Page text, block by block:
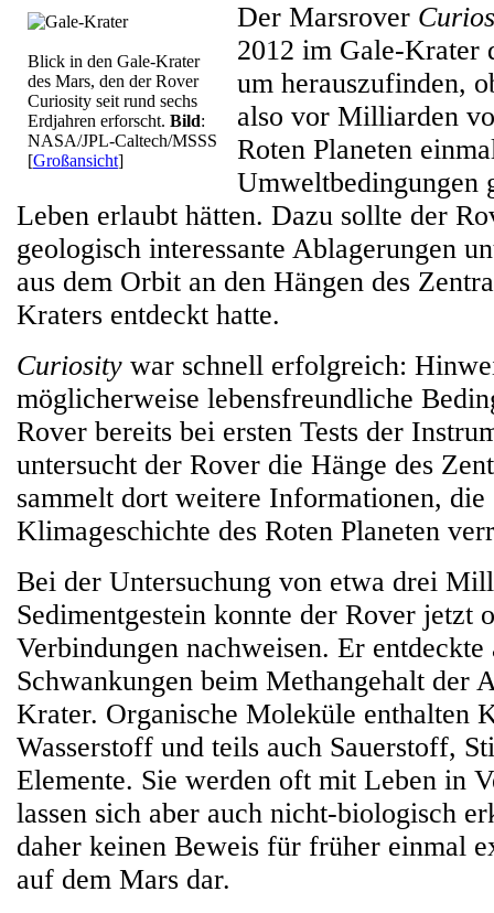
Blick in den Gale-Krater
des Mars, den der Rover
Curiosity seit rund sechs
Erdjahren erforscht. Bild:
NASA/JPL-Caltech/MSSS
[Großansicht]
Der Marsrover
2012 im Gale-Krater
um herauszufinden,
also vor Milliarden
Roten Planeten
Umweltbedingungen
Leben erlaubt hätten. Dazu sollte der
geologisch interessante Ablagerungen
aus dem Orbit an den Hängen des
Kraters entdeckt hatte.
Curiosity war schnell erfolgreich:
möglicherweise lebensfreundliche
Rover bereits bei ersten Tests der
untersucht der Rover die Hänge des
sammelt dort weitere Informationen, die
Klimageschichte des Roten Planeten
Bei der Untersuchung von etwa drei
Sedimentgestein konnte der Rover jetzt
Verbindungen nachweisen. Er entdeckte
Schwankungen beim Methangehalt der
Krater. Organische Moleküle enthalten
Wasserstoff und teils auch Sauerstoff,
Elemente. Sie werden oft mit Leben in
lassen sich aber auch nicht-biologisch
daher keinen Beweis für früher einmal
auf dem Mars dar.